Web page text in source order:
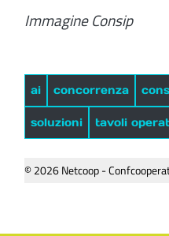
Immagine Consip
ai concorrenza
soluzioni tavoli
© 2026 Netcoop -